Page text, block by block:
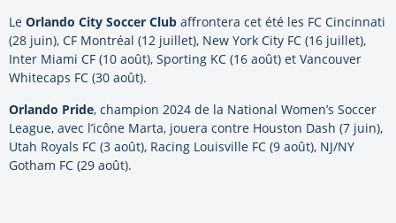
Le Orlando City Soccer Club affrontera cet été les FC Cincinnati
(28 juin), CF Montréal (12 juillet), New York City FC (16 juillet),
Inter Miami CF (10 août), Sporting KC (16 août) et Vancouver
Whitecaps FC (30 août).
Orlando Pride, champion 2024 de la National Women’s Soccer
League, avec l’icône Marta, jouera contre Houston Dash (7 juin),
Utah Royals FC (3 août), Racing Louisville FC (9 août), NJ/NY
Gotham FC (29 août).